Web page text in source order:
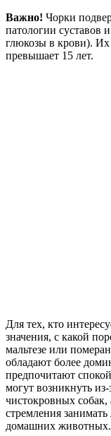
Важно! Чорки
патологии суставов
глюкозы в крови).
превышает 15 лет.
Для тех, кто
значения, с какой
мальтезе или
обладают более
предпочитают
могут возникнуть
чистокровных собак,
стремления
домашних животных.